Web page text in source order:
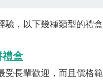
驗，以下幾種類型的禮
盒
受長輩歡迎，而且價格